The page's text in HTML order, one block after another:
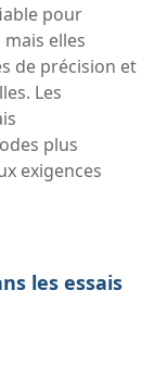
pour
elles
de précision et
Les
plus
exigences
les essais